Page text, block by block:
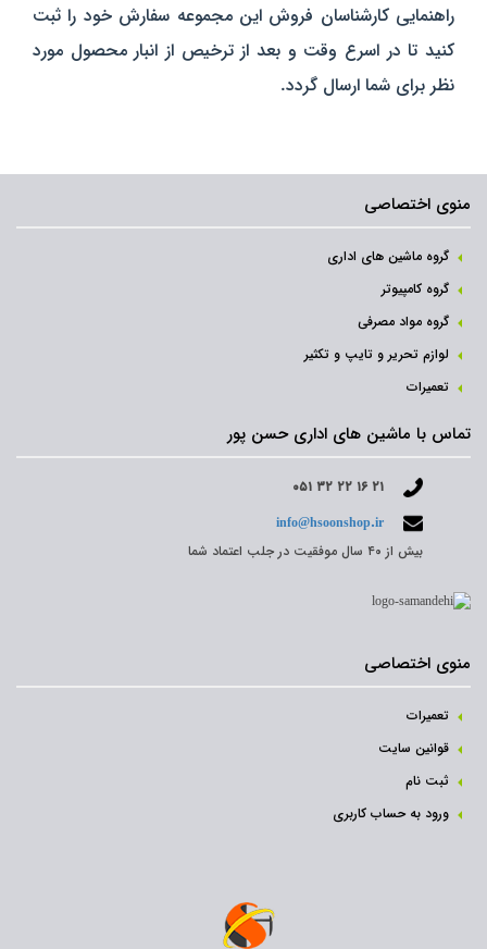
راهنمایی کارشناسان فروش این مجموعه سفارش خود را ثبت
کنید تا در اسرع وقت و بعد از ترخیص از انبار محصول مورد
نظر برای شما ارسال گردد.
منوی اختصاصی
گروه ماشین های اداری
گروه کامپیوتر
گروه مواد مصرفی
لوازم تحریر و تایپ و تکثیر
تعمیرات
تماس با ماشین های اداری حسن پور
۰۵۱ ۳۲ ۲۲ ۱۶ ۲۱
info@hsoonshop.ir
بیش از ۴۰ سال موفقیت در جلب اعتماد شما
منوی اختصاصی
تعمیرات
قوانین سایت
ثبت نام‌
ورود به حساب کاربری